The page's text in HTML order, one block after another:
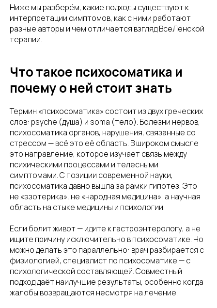
Ниже мы разберём, какие подходы существуют к
интерпретации симптомов, как с ними работают
разные авторы и чем отличается взгляд ВсеЛенской
терапии.
Что такое психосоматика и
почему о ней стоит знать
Термин «психосоматика» состоит из двух греческих
слов: psyche (душа) и soma (тело). Болезни нервов,
психосоматика органов, нарушения, связанные со
стрессом — всё это её область. В широком смысле
это направление, которое изучает связь между
психическими процессами и телесными
симптомами. С позиции современной науки,
психосоматика давно вышла за рамки гипотез. Это
не «эзотерика», не «народная медицина», а научная
область на стыке медицины и психологии.
Если болит живот — идите к гастроэнтерологу, а не
ищите причину исключительно в психосоматике. Но
можно делать это параллельно: врач разбирается с
физиологией, специалист по психосоматике — с
психологической составляющей. Совместный
подход даёт наилучшие результаты, особенно когда
жалобы возвращаются несмотря на лечение.